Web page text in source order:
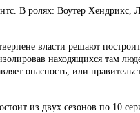
В ролях: Воутер Хендрикс,
власти решают
находящихся там
опасность, или
из двух сезонов по 10